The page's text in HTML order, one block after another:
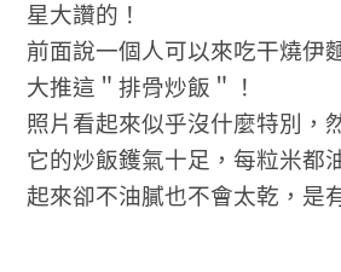
星大讚的！
前面說一個人可以來吃干燒伊
大推這＂排骨炒飯＂！
照片看起來似乎沒什麼特別，
它的炒飯鑊氣十足，每粒米都
起來卻不油膩也不會太乾，是